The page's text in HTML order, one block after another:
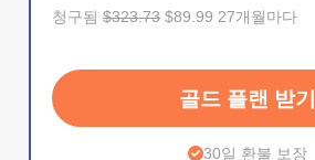
청구됨$323.73 $89.99 27개월마다
골드 플랜 받기
30일 환불 보장